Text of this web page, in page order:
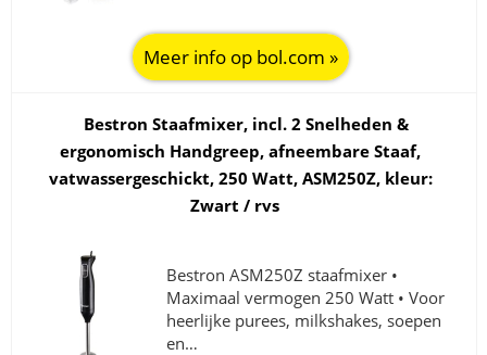
Meer info op bol.com »
Bestron Staafmixer, incl. 2 Snelheden &
ergonomisch Handgreep, afneembare Staaf,
vatwassergeschickt, 250 Watt, ASM250Z, kleur:
Zwart / rvs
Bestron ASM250Z staafmixer •
Maximaal vermogen 250 Watt • Voor
heerlijke purees, milkshakes, soepen
en…